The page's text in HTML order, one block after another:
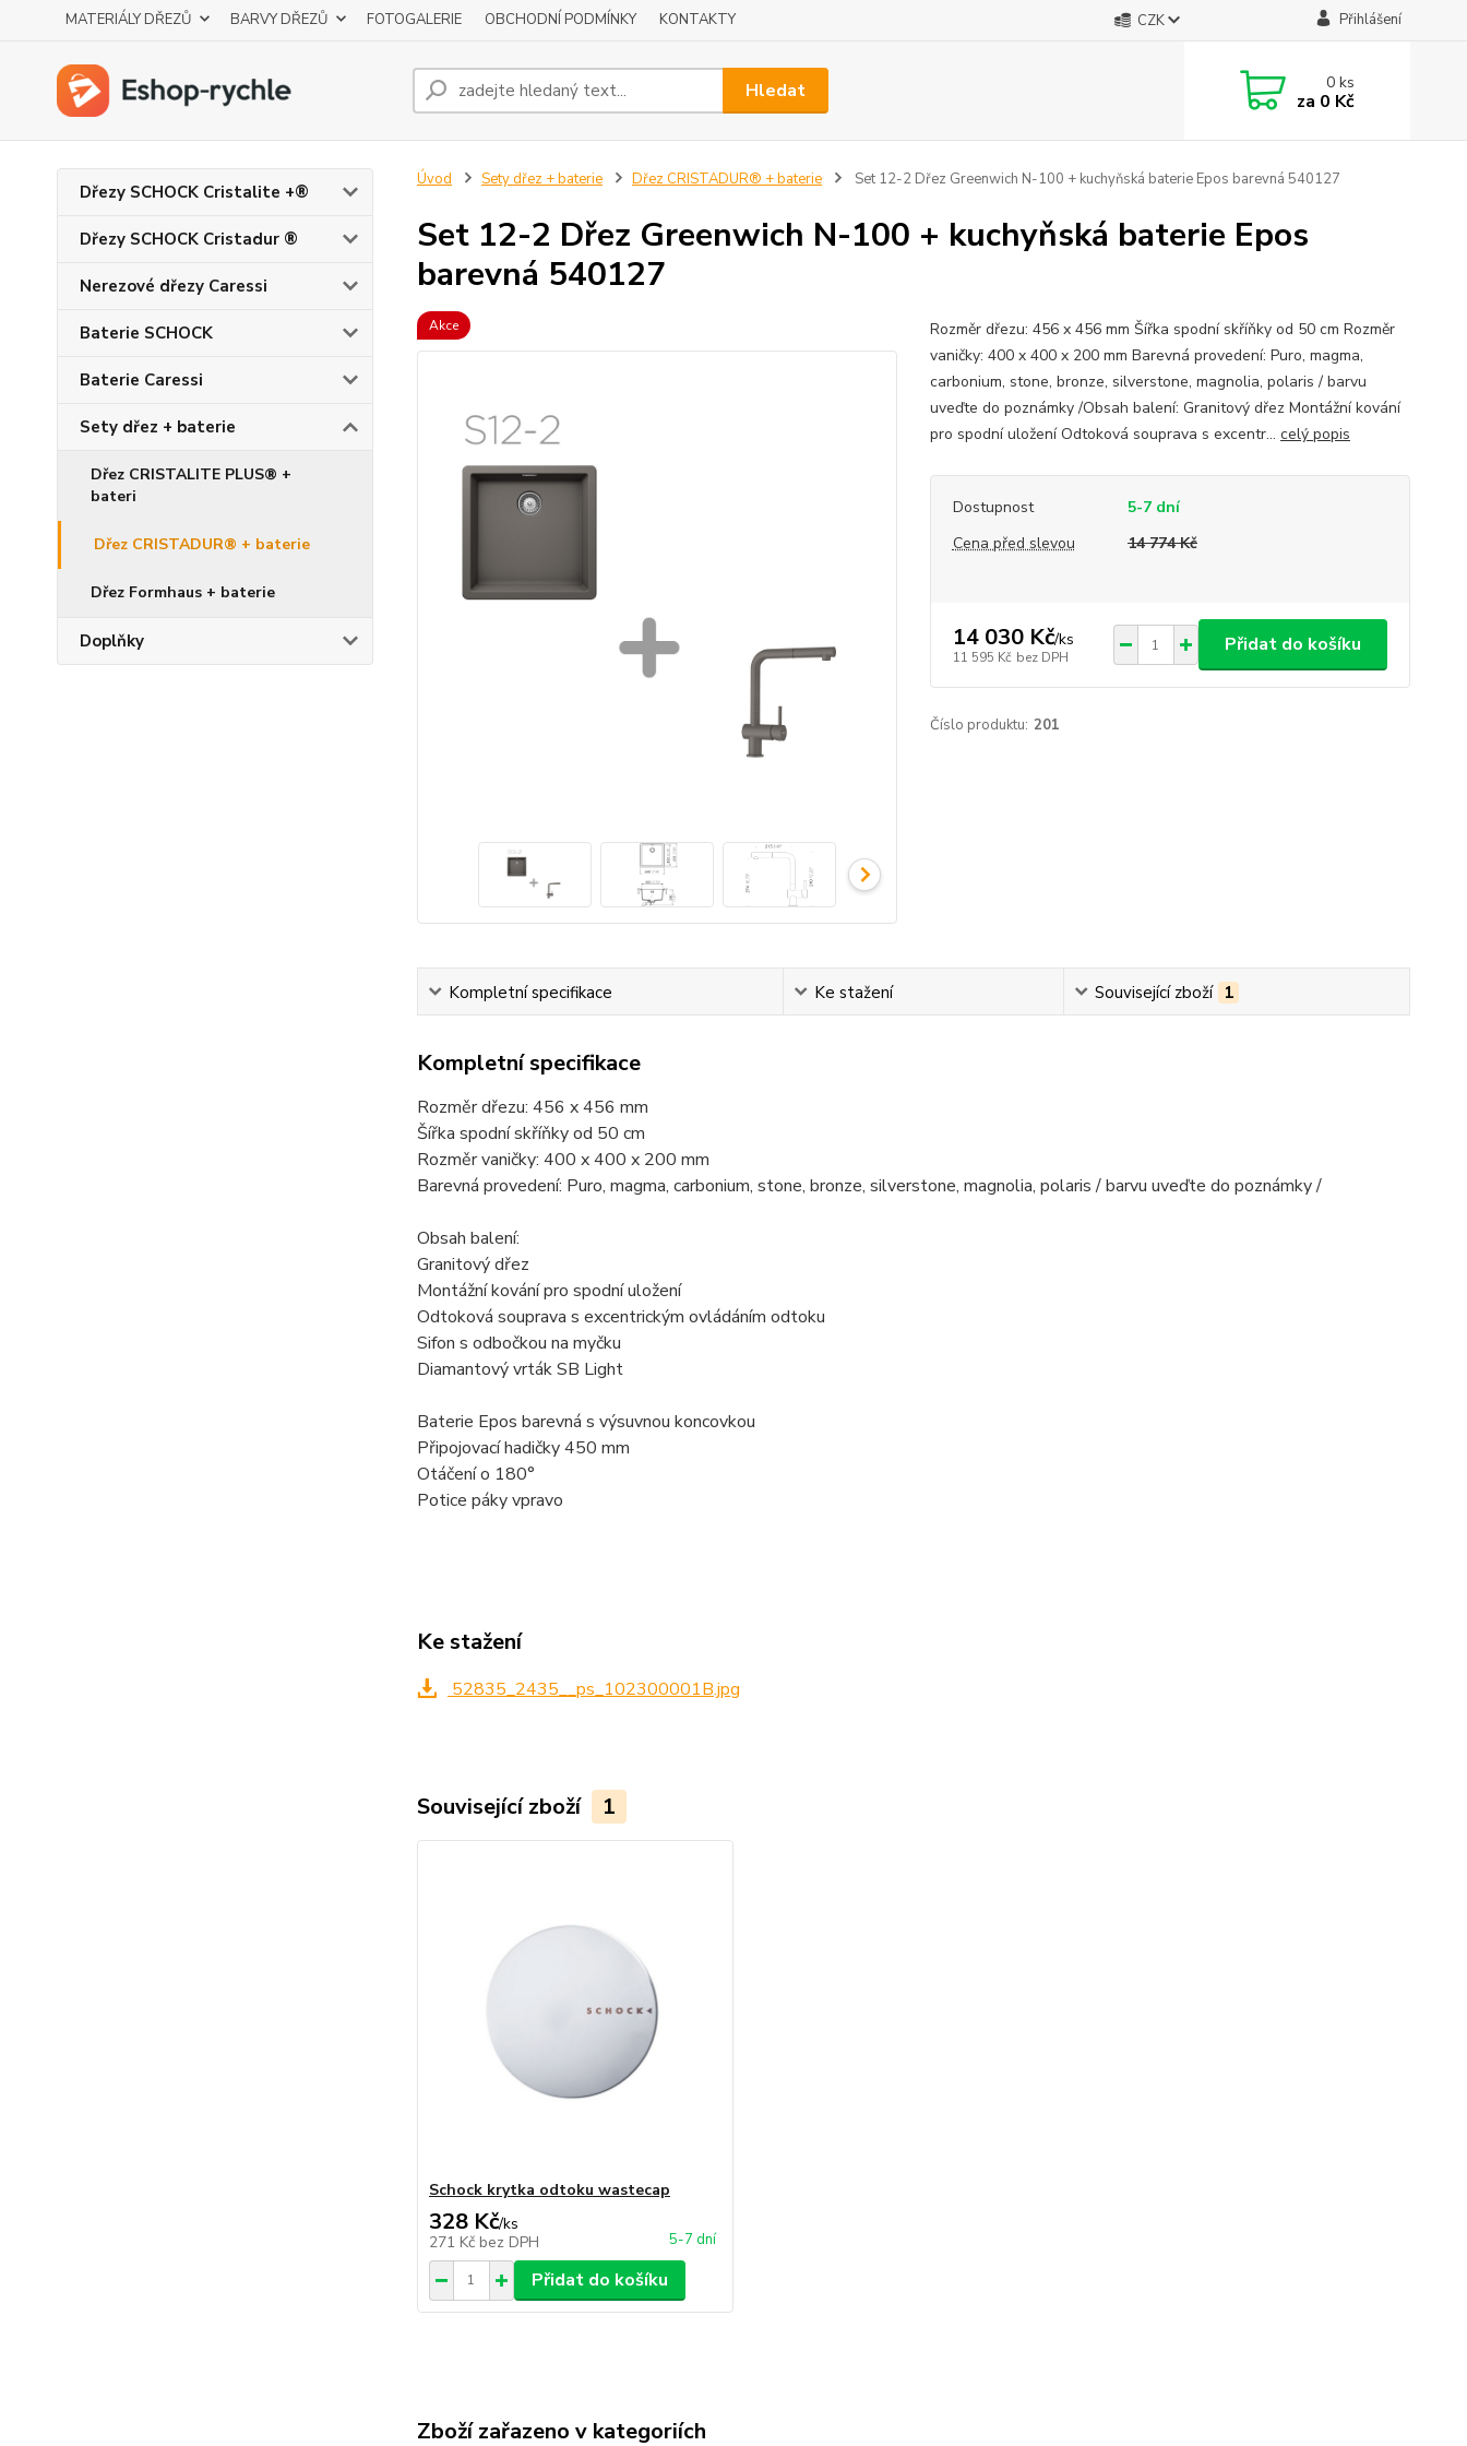
MATERIÁLY DŘEZŮ BARVY DŘEZŮ FOTOGALERIE OBCHODNÍ PODMÍNKY KONTAKTY CZK Přihlášení
Hledat 0ks
za 0 Kč
Dřezy SCHOCK Cristalite +®
Dřezy SCHOCK Cristadur ®
Nerezové dřezy Caressi
Baterie SCHOCK
Baterie Caressi
Sety dřez + baterie
Dřez CRISTALITE PLUS® +
bateri
Dřez CRISTADUR® + baterie
Dřez Formhaus + baterie
Doplňky
Úvod Sety dřez + baterie Dřez CRISTADUR® + baterie Set 12-2 Dřez Greenwich N-100 + kuchyňská baterie Epos barevná 540127
Set 12-2 Dřez Greenwich N-100 + kuchyňská baterie Epos
barevná 540127
Akce
Rozměr dřezu: 456 x 456 mm Šířka spodní skříňky od 50 cm Rozměr
vaničky: 400 x 400 x 200 mm Barevná provedení: Puro, magma,
carbonium, stone, bronze, silverstone, magnolia, polaris / barvu
uveďte do poznámky /Obsah balení: Granitový dřez Montážní kování
pro spodní uložení Odtoková souprava s excentr... celý popis
Dostupnost
5-7 dní
Cena před slevou
14 774 Kč
14 030 Kč/ks
11 595 Kč bez DPH
Přidat do košíku
Číslo produktu: 201
Kompletní specifikace Ke stažení Související zboží 1
Kompletní specifikace
Rozměr dřezu: 456 x 456 mm
Šířka spodní skříňky od 50 cm
Rozměr vaničky: 400 x 400 x 200 mm
Barevná provedení: Puro, magma, carbonium, stone, bronze, silverstone, magnolia, polaris / barvu uveďte do poznámky /
Obsah balení:
Granitový dřez
Montážní kování pro spodní uložení
Odtoková souprava s excentrickým ovládáním odtoku
Sifon s odbočkou na myčku
Diamantový vrták SB Light
Baterie Epos barevná s výsuvnou koncovkou
Připojovací hadičky 450 mm
Otáčení o 180°
Potice páky vpravo
Ke stažení
52835_2435__ps_102300001B.jpg
Související zboží 1
Schock krytka odtoku wastecap
328 Kč/ks
271 Kč bez DPH 5-7 dní
Přidat do košíku
Zboží zařazeno v kategoriích